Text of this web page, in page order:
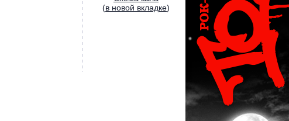
(в новой вкладке)